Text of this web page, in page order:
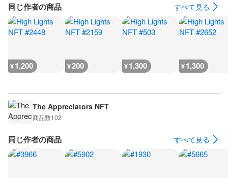
同じ作者の商品 すべて見る
¥1,200 ¥200 ¥1,300 ¥1,300
The Appreciators NFT
商品数102
同じ作者の商品 すべて見る